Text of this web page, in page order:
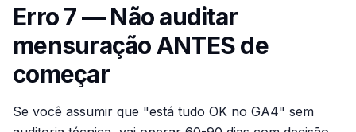
Erro 7 — Não auditar
mensuração ANTES de
começar
Se você assumir que "está tudo OK no GA4" sem